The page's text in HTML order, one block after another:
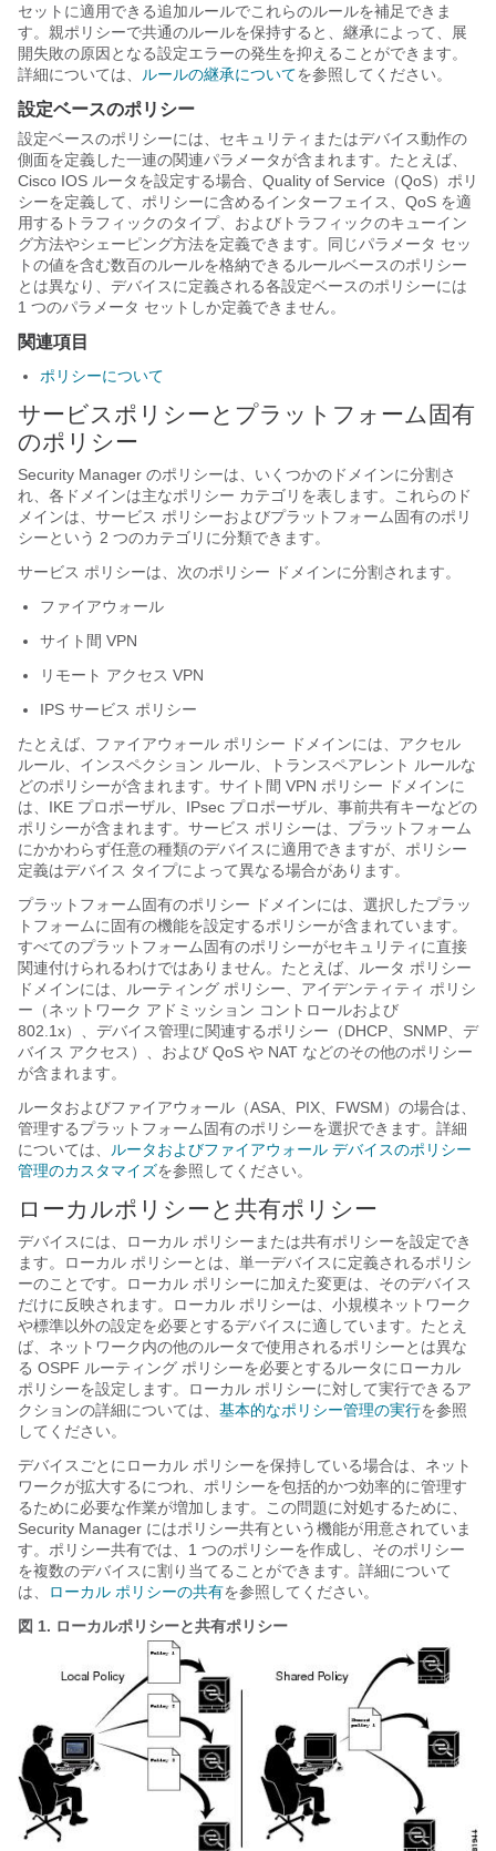
セットに適用できる追加ルールでこれらのルールを補足できま
す。親ポリシーで共通のルールを保持すると、継承によって、展
開失敗の原因となる設定エラーの発生を抑えることができます。
詳細については、
ルールの継承についてを参照してください。
設定ベースのポリシー
設定ベースのポリシーには、セキュリティまたはデバイス動作の
側面を定義した一連の関連パラメータが含まれます。たとえば、
Cisco IOS ルータを設定する場合、Quality of Service（QoS）ポリ
シーを定義して、ポリシーに含めるインターフェイス、QoS を適
用するトラフィックのタイプ、およびトラフィックのキューイン
グ方法やシェーピング方法を定義できます。同じパラメータ セッ
トの値を含む数百のルールを格納できるルールベースのポリシー
とは異なり、デバイスに定義される各設定ベースのポリシーには
1 つのパラメータ セットしか定義できません。
関連項目
ポリシーについて
サービスポリシーとプラットフォーム固有
のポリシー
Security Manager のポリシーは、いくつかのドメインに分割さ
れ、各ドメインは主なポリシー カテゴリを表します。これらのド
メインは、サービス ポリシーおよびプラットフォーム固有のポリ
シーという 2 つのカテゴリに分類できます。
サービス ポリシーは、次のポリシー ドメインに分割されます。
ファイアウォール
サイト間 VPN
リモート アクセス VPN
IPS サービス ポリシー
たとえば、ファイアウォール ポリシー ドメインには、アクセル
ルール、インスペクション ルール、トランスペアレント ルールな
どのポリシーが含まれます。サイト間 VPN ポリシー ドメインに
は、IKE プロポーザル、IPsec プロポーザル、事前共有キーなどの
ポリシーが含まれます。サービス ポリシーは、プラットフォーム
にかかわらず任意の種類のデバイスに適用できますが、ポリシー
定義はデバイス タイプによって異なる場合があります。
プラットフォーム固有のポリシー ドメインには、選択したプラッ
トフォームに固有の機能を設定するポリシーが含まれています。
すべてのプラットフォーム固有のポリシーがセキュリティに直接
関連付けられるわけではありません。たとえば、ルータ ポリシー
ドメインには、ルーティング ポリシー、アイデンティティ ポリシ
ー（ネットワーク アドミッション コントロールおよび
802.1x）、デバイス管理に関連するポリシー（DHCP、SNMP、デ
バイス アクセス）、および QoS や NAT などのその他のポリシー
が含まれます。
ルータおよびファイアウォール（ASA、PIX、FWSM）の場合は、
管理するプラットフォーム固有のポリシーを選択できます。詳細
については、
ルータおよびファイアウォール デバイスのポリシー
管理のカスタマイズを参照してください。
ローカルポリシーと共有ポリシー
デバイスには、ローカル ポリシーまたは共有ポリシーを設定でき
ます。ローカル ポリシーとは、単一デバイスに定義されるポリシ
ーのことです。ローカル ポリシーに加えた変更は、そのデバイス
だけに反映されます。ローカル ポリシーは、小規模ネットワーク
や標準以外の設定を必要とするデバイスに適しています。たとえ
ば、ネットワーク内の他のルータで使用されるポリシーとは異な
る OSPF ルーティング ポリシーを必要とするルータにローカル
ポリシーを設定します。ローカル ポリシーに対して実行できるア
クションの詳細については、 基本的なポリシー管理の実行を参照
してください。
デバイスごとにローカル ポリシーを保持している場合は、ネット
ワークが拡大するにつれ、ポリシーを包括的かつ効率的に管理す
るために必要な作業が増加します。この問題に対処するために、
Security Manager にはポリシー共有という機能が用意されていま
す。ポリシー共有では、1 つのポリシーを作成し、そのポリシー
を複数のデバイスに割り当てることができます。詳細について
は、
ローカル ポリシーの共有を参照してください。
図 1. ローカルポリシーと共有ポリシー